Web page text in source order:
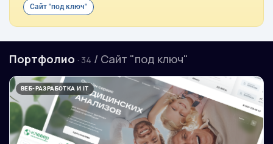
Сайт "под ключ"
Портфолио · 34 / Сайт "под ключ"
ВЕБ-РАЗРАБОТКА И IT